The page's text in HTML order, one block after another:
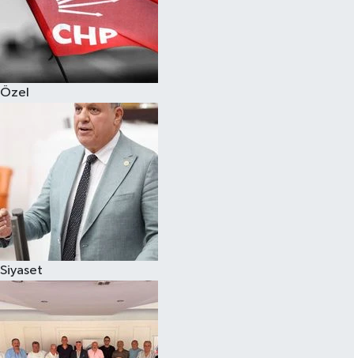
Özel
Siyaset
Ekonomi
Gündem
Magazin
Özel
Resmi İlanlar
Sağlık
Spor
Haber Arşivi